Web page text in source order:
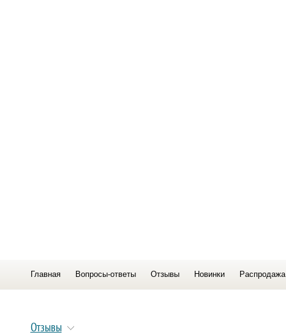
Главная Вопросы-ответы Отзывы Новинки Распродажа
Отзывы